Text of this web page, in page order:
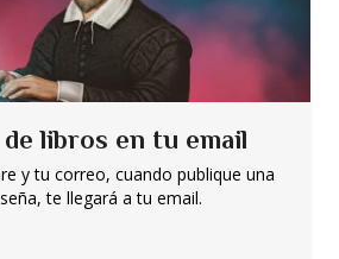
de libros en tu email
y tu correo, cuando publique una
te llegará a tu email.